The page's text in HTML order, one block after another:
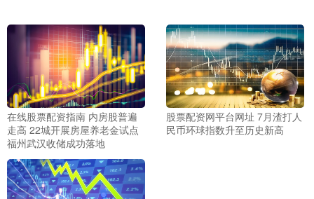
在线股票配资指南 内房股普遍
走高 22城开展房屋养老金试点
福州武汉收储成功落地
股票配资网平台网址 7月渣打人
民币环球指数升至历史新高